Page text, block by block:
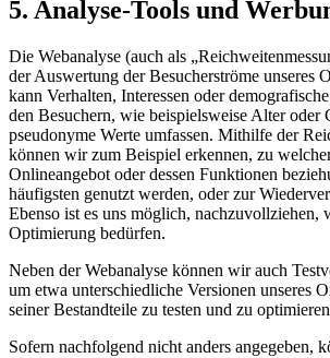
5. Analyse-Tools und
Die Webanalyse (auch als
der Auswertung der Besucherströme unseres
kann Verhalten, Interessen oder
den Besuchern, wie beispielsweise Alter oder
pseudonyme Werte umfassen. Mithilfe der
können wir zum Beispiel erkennen, zu
Onlineangebot oder dessen Funktionen
häufigsten genutzt werden, oder zur
Ebenso ist es uns möglich, nachzuvollziehen,
Optimierung bedürfen.
Neben der Webanalyse können wir auch
um etwa unterschiedliche Versionen unseres
seiner Bestandteile zu testen und zu
Sofern nachfolgend nicht anders angegeben,